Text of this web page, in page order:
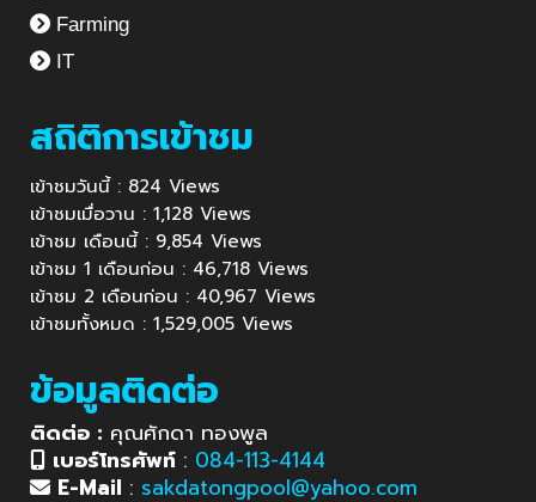
Farming
IT
สถิติการเข้าชม
เข้าชมวันนี้ : 824 Views
เข้าชมเมื่อวาน : 1,128 Views
เข้าชม เดือนนี้ : 9,854 Views
เข้าชม 1 เดือนก่อน : 46,718 Views
เข้าชม 2 เดือนก่อน : 40,967 Views
เข้าชมทั้งหมด : 1,529,005 Views
ข้อมูลติดต่อ
ติดต่อ : คุณศักดา ทองพูล
เบอร์โทรศัพท์ : 084-113-4144
E-Mail : sakdatongpool@yahoo.com